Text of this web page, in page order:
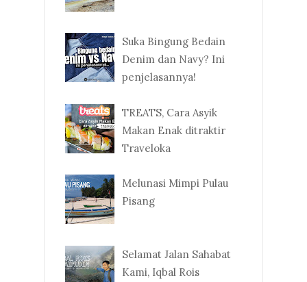
Suka Bingung Bedain
Denim dan Navy? Ini
penjelasannya!
TREATS, Cara Asyik
Makan Enak ditraktir
Traveloka
Melunasi Mimpi Pulau
Pisang
Selamat Jalan Sahabat
Kami, Iqbal Rois